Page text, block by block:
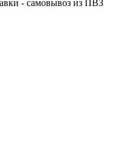
- самовывоз из ПВЗ